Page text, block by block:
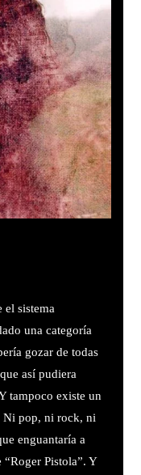
el sistema
una categoría
gozar de todas
así pudiera
tampoco existe un
Ni pop, ni rock, ni
enguantaría a
“Roger Pistola”. Y